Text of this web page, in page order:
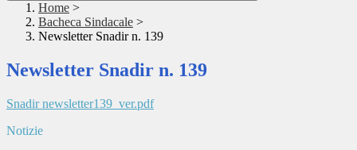
Home >
Bacheca Sindacale >
Newsletter Snadir n. 139
Newsletter Snadir n. 139
Snadir newsletter139_ver.pdf
Notizie